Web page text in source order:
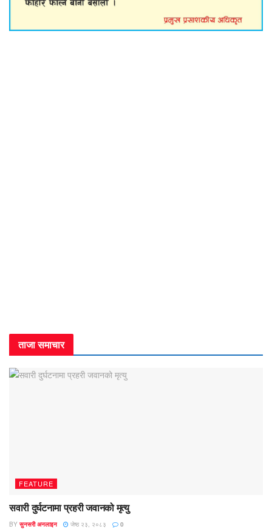
ताजा समाचार
FEATURE
सवारी दुर्घटनामा प्रहरी जवानको मृत्यु
BY सुनसरी अनलाइन जेष्ठ २३, २०८३ 0